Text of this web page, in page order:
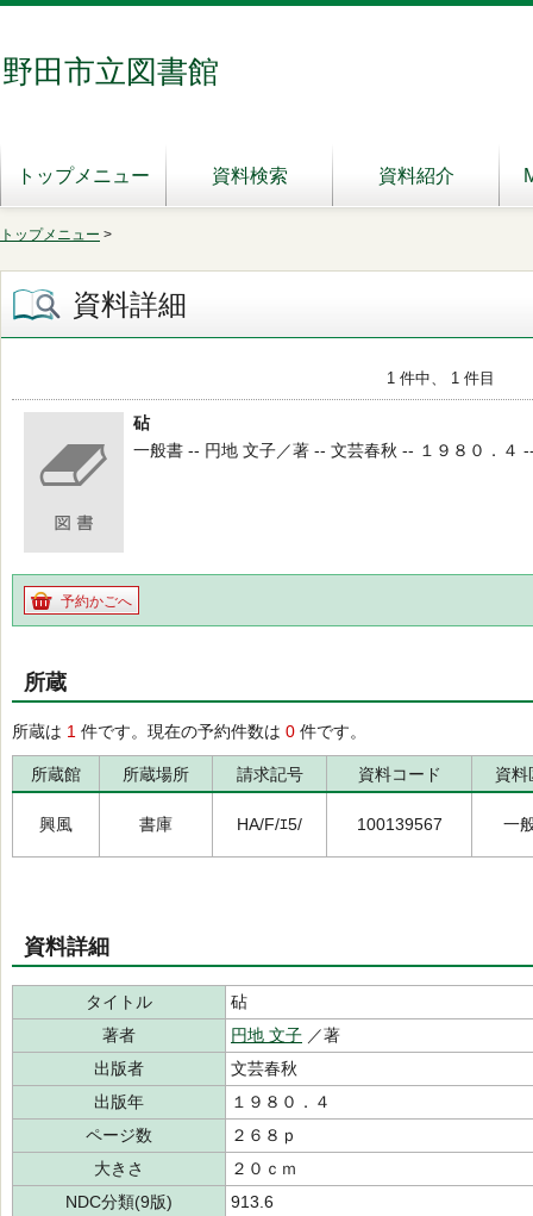
野田市立図書館
トップメニュー 資料検索 資料紹介
トップメニュー >
資料詳細
1 件中、 1 件目
砧
一般書 -- 円地 文子／著 -- 文芸春秋 -- １９８０．４
予約かごへ
所蔵
所蔵は 1 件です。現在の予約件数は 0 件です。
所蔵館 所蔵場所 請求記号 資料コード 資料
興風 書庫 HA/F/ｴ5/ 100139567 一
資料詳細
タイトル
砧
著者
円地 文子 ／著
出版者
文芸春秋
出版年
１９８０．４
ページ数
２６８ｐ
大きさ
２０ｃｍ
NDC分類(9版)
913.6